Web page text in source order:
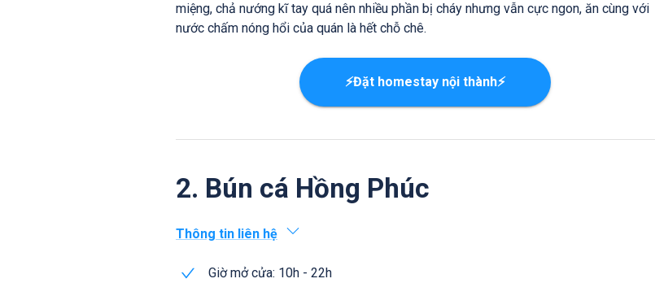
miệng, chả nướng kĩ tay quá nên nhiều phần bị cháy nhưng vẫn cực ngon, ăn cùng với
nước chấm nóng hổi của quán là hết chỗ chê.
⚡Đặt homestay nội thành⚡
2. Bún cá Hồng Phúc
Thông tin liên hệ
Giờ mở cửa: 10h - 22h